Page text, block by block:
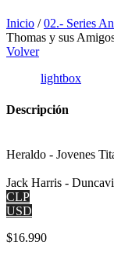
Inicio / 02.- Series
Thomas y sus
Volver
lightbox
Descripción
Heraldo - Jovenes
Jack Harris -
CLP
USD
$16.990